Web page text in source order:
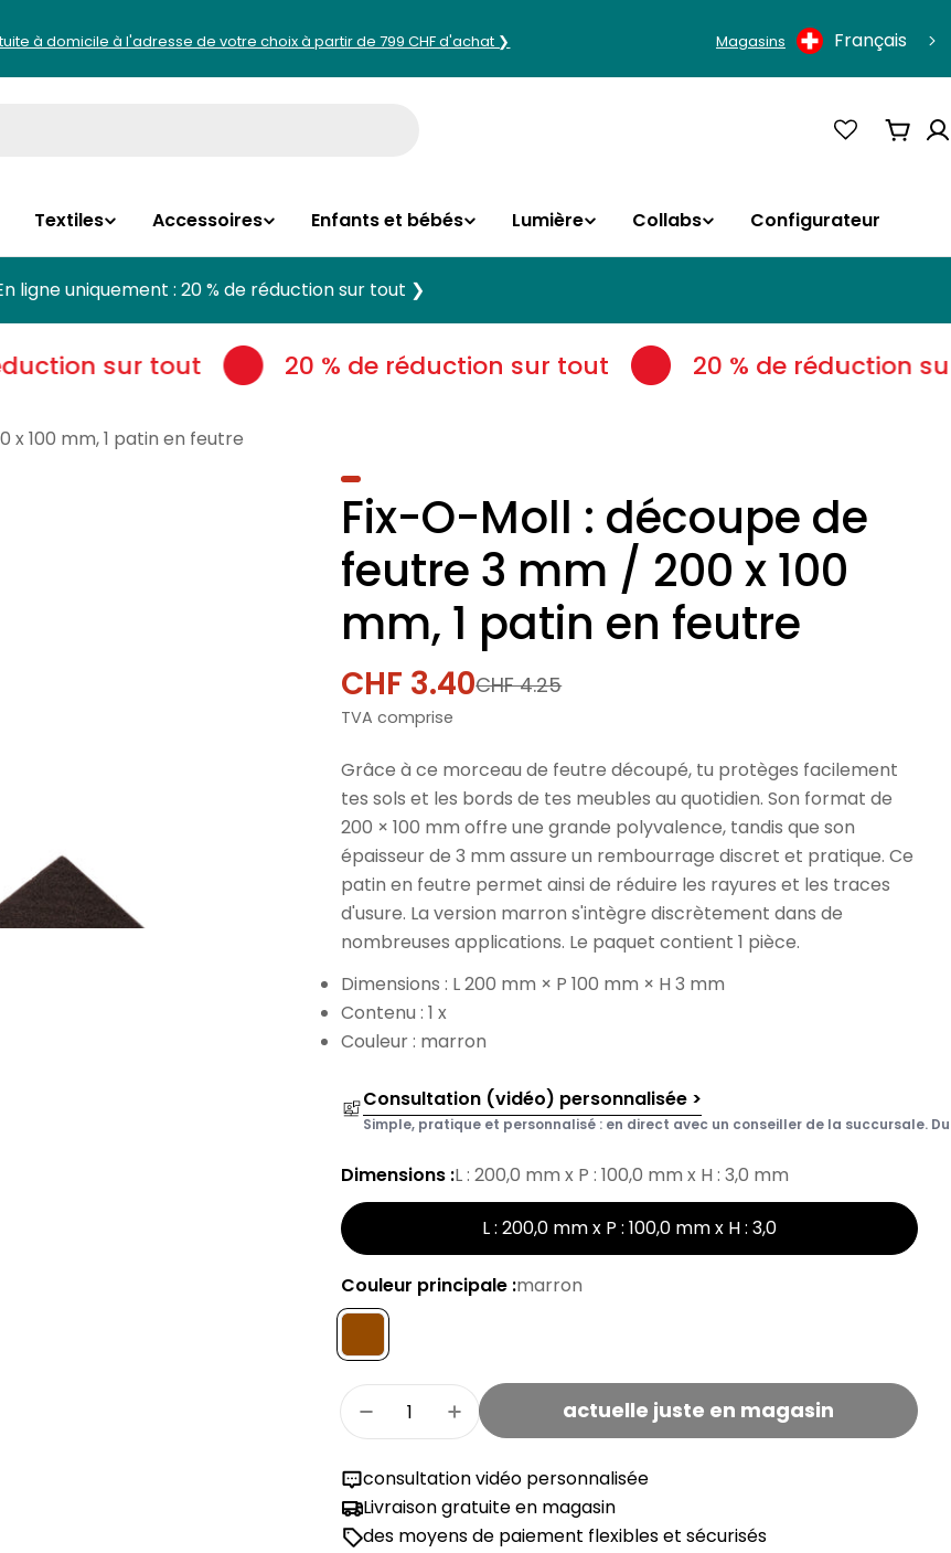
à domicile à l'adresse de votre choix à partir de 799 CHF d'achat ❯ Magasins Français
Panier
Textiles Accessoires Enfants et bébés Lumière Collabs Configurateur
ligne uniquement : 20 % de réduction sur tout ❯
sur tout 20 % de réduction sur tout 20 % de réduction
100 mm, 1 patin en feutre
Fix-O-Moll : découpe de
feutre 3 mm / 200 x 100
mm, 1 patin en feutre
Prix
de
vente
CHF 3.40
Prix
normal
CHF 4.25
TVA comprise
Grâce à ce morceau de feutre découpé, tu protèges facilement
tes sols et les bords de tes meubles au quotidien. Son format de
200 × 100 mm offre une grande polyvalence, tandis que son
épaisseur de 3 mm assure un rembourrage discret et pratique. Ce
patin en feutre permet ainsi de réduire les rayures et les traces
d'usure. La version marron s'intègre discrètement dans de
nombreuses applications. Le paquet contient 1 pièce.
Dimensions : L 200 mm × P 100 mm × H 3 mm
Contenu : 1 x
Couleur : marron
Consultation (vidéo) personnalisée >
Simple, pratique et personnalisé : en direct avec un conseiller de la succursale. Du
Dimensions :L : 200,0 mm x P : 100,0 mm x H : 3,0 mm
L : 200,0 mm x P : 100,0 mm x H : 3,0
Couleur principale :marron
Quantité
Quantité pour les découpes de feutre Fix-O-Moll 3 mm /
Quantité pour les découpes de feutre Fix-O-
actuelle juste en magasin
consultation vidéo personnalisée
Livraison gratuite en magasin
des moyens de paiement flexibles et sécurisés